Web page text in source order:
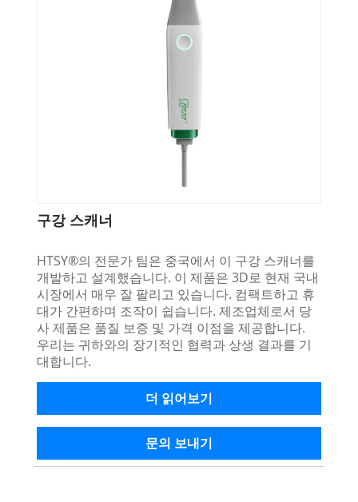
구강 스캐너
HTSY®의 전문가 팀은 중국에서 이 구강 스캐너를
개발하고 설계했습니다. 이 제품은 3D로 현재 국내
시장에서 매우 잘 팔리고 있습니다. 컴팩트하고 휴
대가 간편하며 조작이 쉽습니다. 제조업체로서 당
사 제품은 품질 보증 및 가격 이점을 제공합니다.
우리는 귀하와의 장기적인 협력과 상생 결과를 기
대합니다.
더 읽어보기
문의 보내기